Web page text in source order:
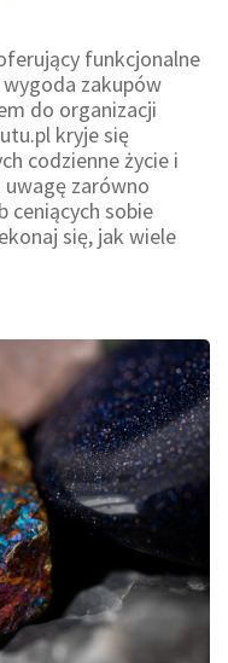
funkcjonalne
zakupów
do organizacji
kryje się
codzienne życie i
zarówno
ceniących sobie
się, jak wiele